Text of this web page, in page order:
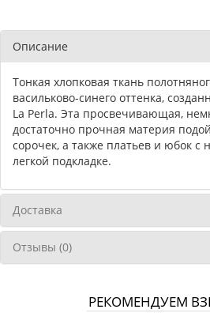
Описание
Тонкая хлопковая ткань
васильково-синего оттенка,
La Perla. Эта просвечивающая,
достаточно прочная материя
сорочек, а также платьев и юбок
легкой подкладке.
Доставка
Отзывы (0)
РЕКОМЕНДУЕМ